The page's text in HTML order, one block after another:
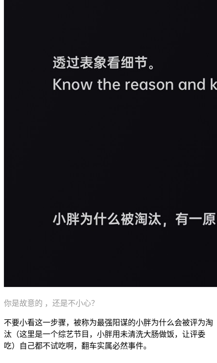
你是故意的 ，还是不小心？
不要小看这一步骤，被称为最强阳谋的小胖为什么会被评为淘
汰（这里是一个综艺节目，小胖用未清洗大肠做饭，让评委
吃）自己都不试吃啊，翻车实属必然事件。